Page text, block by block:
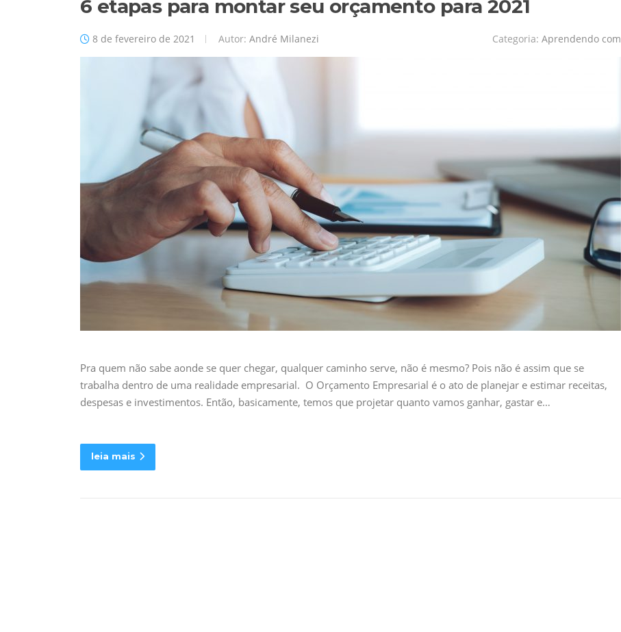
6 etapas para montar seu orçamento para 2021
8 de fevereiro de 2021 Autor: André Milanezi Categoria: Aprendendo com
Pra quem não sabe aonde se quer chegar, qualquer caminho serve, não é mesmo? Pois não é assim que se
trabalha dentro de uma realidade empresarial. O Orçamento Empresarial é o ato de planejar e estimar receitas,
despesas e investimentos. Então, basicamente, temos que projetar quanto vamos ganhar, gastar e…
leia mais